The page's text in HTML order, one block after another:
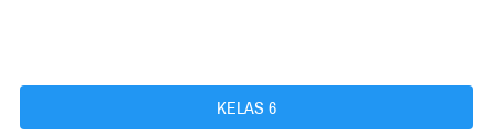
`KELAS 6